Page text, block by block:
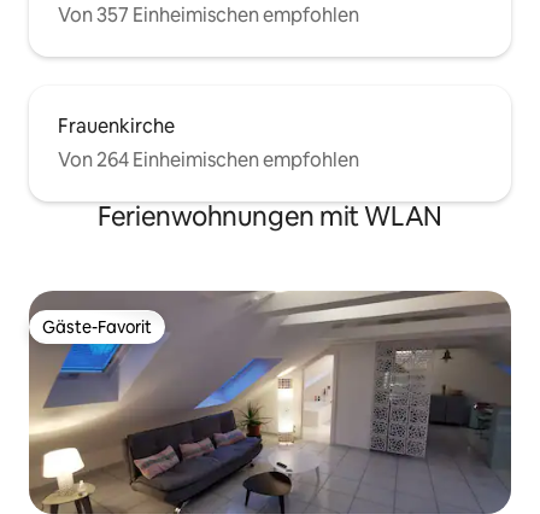
Von 357 Einheimischen empfohlen
Frauenkirche
Von 264 Einheimischen empfohlen
Ferienwohnungen mit WLAN
Gäste-Favorit
Gäste-Favorit